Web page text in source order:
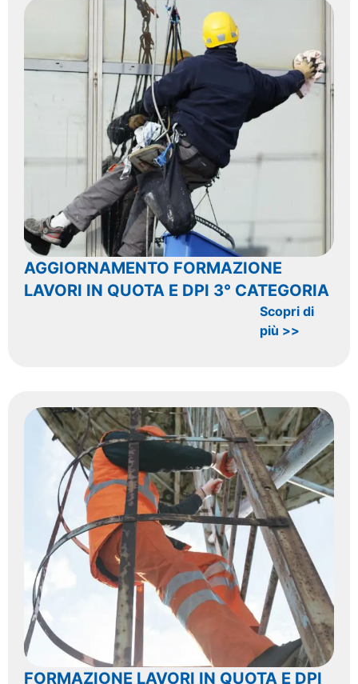
AGGIORNAMENTO FORMAZIONE
LAVORI IN QUOTA E DPI 3° CATEGORIA
Scopri di
più >>
FORMAZIONE LAVORI IN QUOTA E DPI